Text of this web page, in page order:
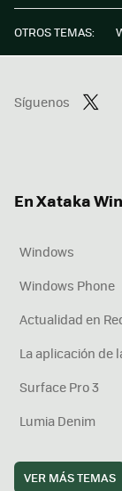
OTROS TEMAS:
Síguenos
En Xataka
Windows
Windows Phone
Actualidad en
La aplicación de
Surface Pro 3
Lumia Denim
VER MÁS TEMAS